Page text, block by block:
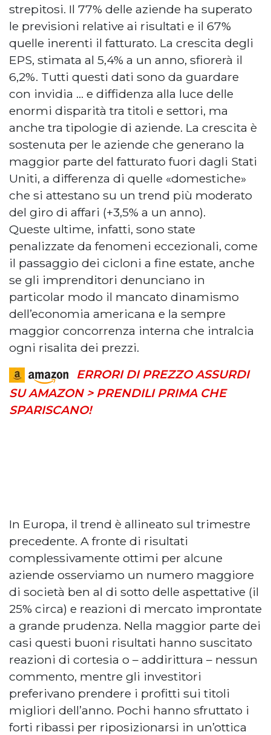
strepitosi. Il 77% delle aziende ha superato
le previsioni relative ai risultati e il 67%
quelle inerenti il fatturato. La crescita degli
EPS, stimata al 5,4% a un anno, sfiorerà il
6,2%. Tutti questi dati sono da guardare
con invidia … e diffidenza alla luce delle
enormi disparità tra titoli e settori, ma
anche tra tipologie di aziende. La crescita è
sostenuta per le aziende che generano la
maggior parte del fatturato fuori dagli Stati
Uniti, a differenza di quelle «domestiche»
che si attestano su un trend più moderato
del giro di affari (+3,5% a un anno).
Queste ultime, infatti, sono state
penalizzate da fenomeni eccezionali, come
il passaggio dei cicloni a fine estate, anche
se gli imprenditori denunciano in
particolar modo il mancato dinamismo
dell’economia americana e la sempre
maggior concorrenza interna che intralcia
ogni risalita dei prezzi.
ERRORI DI PREZZO ASSURDI
SU AMAZON > PRENDILI PRIMA CHE
SPARISCANO!
In Europa, il trend è allineato sul trimestre
precedente. A fronte di risultati
complessivamente ottimi per alcune
aziende osserviamo un numero maggiore
di società ben al di sotto delle aspettative (il
25% circa) e reazioni di mercato improntate
a grande prudenza. Nella maggior parte dei
casi questi buoni risultati hanno suscitato
reazioni di cortesia o – addirittura – nessun
commento, mentre gli investitori
preferivano prendere i profitti sui titoli
migliori dell’anno. Pochi hanno sfruttato i
forti ribassi per riposizionarsi in un’ottica